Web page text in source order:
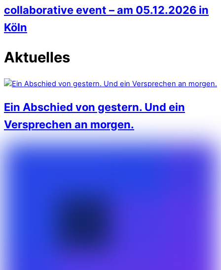
collaborative event – am 05.12.2026 in
Köln
Aktuelles
Ein Abschied von gestern. Und ein
Versprechen an morgen.